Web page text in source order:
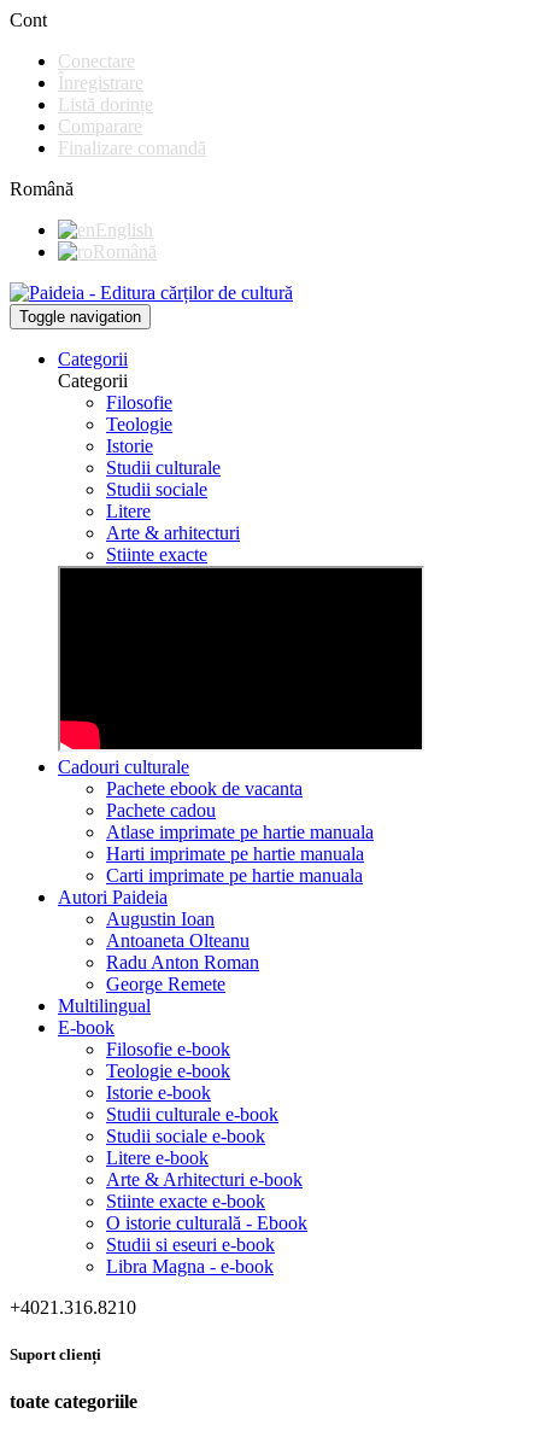
Cont
Conectare
Înregistrare
Listă dorințe
Comparare
Finalizare comandă
Română
English
Română
Toggle navigation
Categorii
Categorii
Filosofie
Teologie
Istorie
Studii culturale
Studii sociale
Litere
Arte & arhitecturi
Stiinte exacte
Cadouri culturale
Pachete ebook de vacanta
Pachete cadou
Atlase imprimate pe hartie manuala
Harti imprimate pe hartie manuala
Carti imprimate pe hartie manuala
Autori Paideia
Augustin Ioan
Antoaneta Olteanu
Radu Anton Roman
George Remete
Multilingual
E-book
Filosofie e-book
Teologie e-book
Istorie e-book
Studii culturale e-book
Studii sociale e-book
Litere e-book
Arte & Arhitecturi e-book
Stiinte exacte e-book
O istorie culturală - Ebook
Studii si eseuri e-book
Libra Magna - e-book
+4021.316.8210
Suport clienți
toate categoriile